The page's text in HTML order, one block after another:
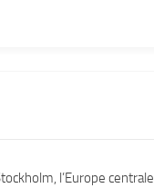
l’Europe centrale